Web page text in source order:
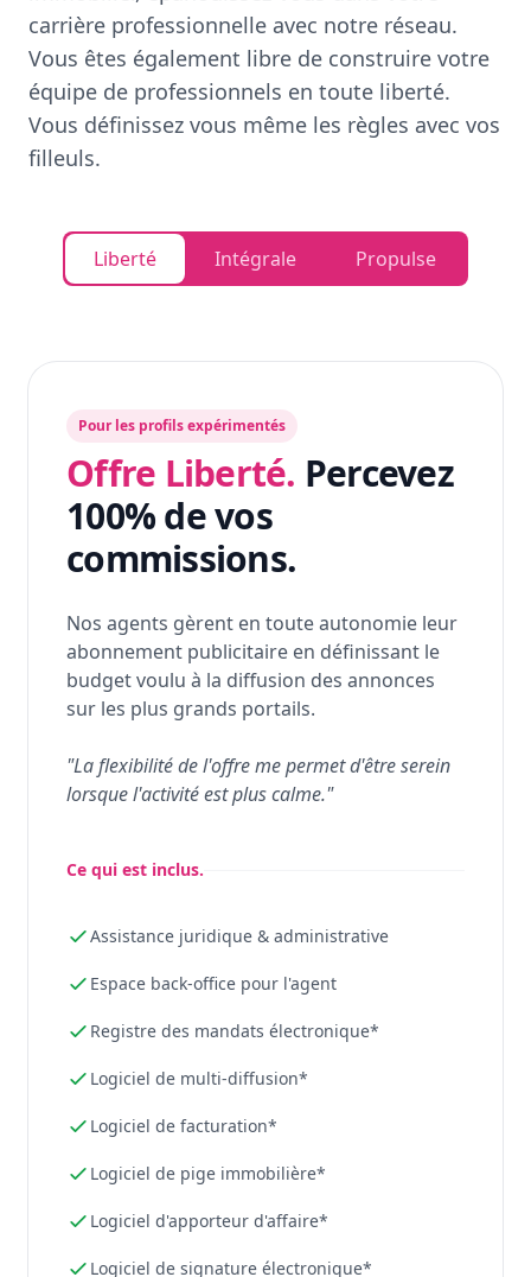
carrière professionnelle avec notre réseau.
Vous êtes également libre de construire votre
équipe de professionnels en toute liberté.
Vous définissez vous même les règles avec vos
filleuls.
Liberté Intégrale Propulse
Pour les profils expérimentés
Offre Liberté. Percevez
100% de vos
commissions.
Nos agents gèrent en toute autonomie leur
abonnement publicitaire en définissant le
budget voulu à la diffusion des annonces
sur les plus grands portails.
"La flexibilité de l'offre me permet d'être serein
lorsque l'activité est plus calme."
Ce qui est inclus.
Assistance juridique & administrative
Espace back-office pour l'agent
Registre des mandats électronique*
Logiciel de multi-diffusion*
Logiciel de facturation*
Logiciel de pige immobilière*
Logiciel d'apporteur d'affaire*
Logiciel de signature électronique*